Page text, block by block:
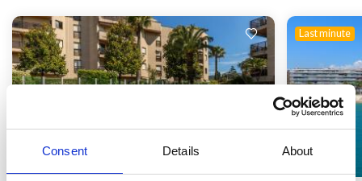
Consent Details About
Laster inn...
Last minute